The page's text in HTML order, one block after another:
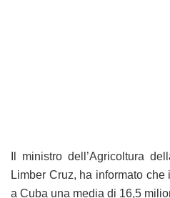
Il ministro dell’Agricoltura
Limber Cruz, ha informato
a Cuba una media di 16,5